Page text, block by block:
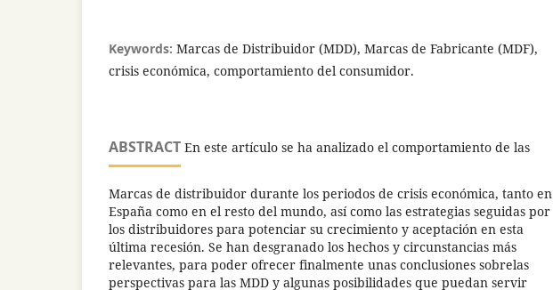
Keywords: Marcas de Distribuidor (MDD), Marcas de Fabricante (MDF),
crisis económica, comportamiento del consumidor.
ABSTRACT En este artículo se ha analizado el comportamiento de las
Marcas de distribuidor durante los periodos de crisis económica, tanto en
España como en el resto del mundo, así como las estrategias seguidas por
los distribuidores para potenciar su crecimiento y aceptación en esta
última recesión. Se han desgranado los hechos y circunstancias más
relevantes, para poder ofrecer finalmente unas conclusiones sobrelas
perspectivas para las MDD y algunas posibilidades que puedan servir